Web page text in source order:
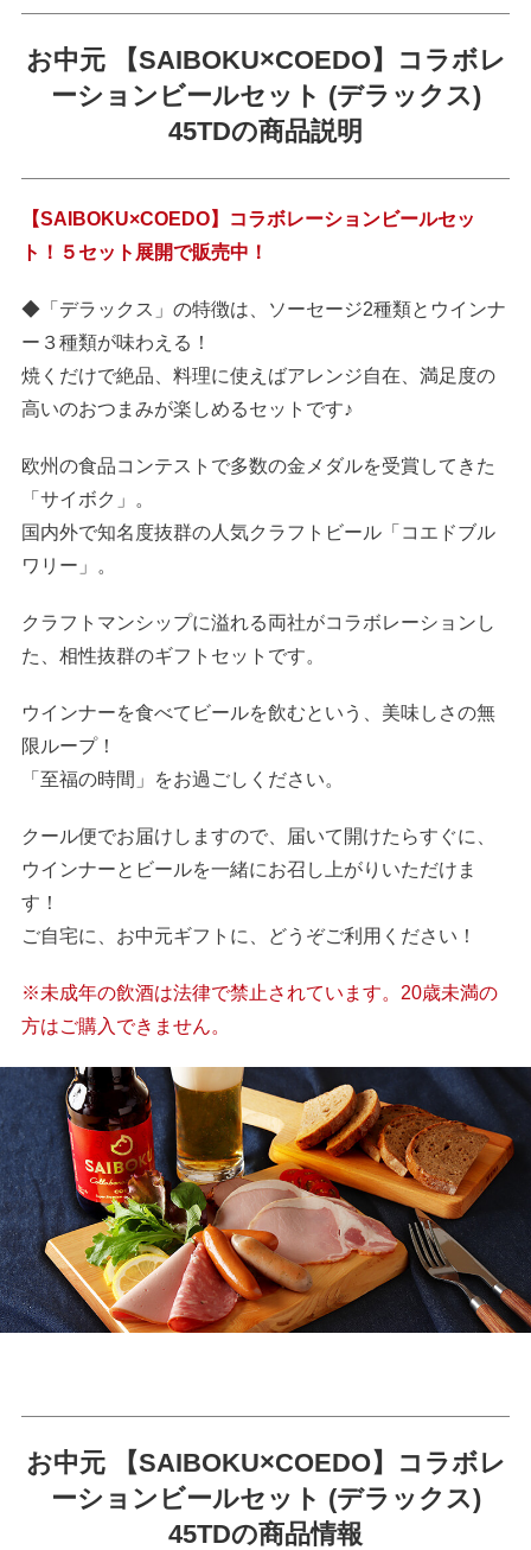
お中元 【SAIBOKU×COEDO】コラボレ
ーションビールセット (デラックス)
45TDの商品説明
【SAIBOKU×COEDO】コラボレーションビールセッ
ト！５セット展開で販売中！
◆「デラックス」の特徴は、ソーセージ2種類とウインナ
ー３種類が味わえる！
焼くだけで絶品、料理に使えばアレンジ自在、満足度の
高いのおつまみが楽しめるセットです♪
欧州の食品コンテストで多数の金メダルを受賞してきた
「サイボク」。
国内外で知名度抜群の人気クラフトビール「コエドブル
ワリー」。
クラフトマンシップに溢れる両社がコラボレーションし
た、相性抜群のギフトセットです。
ウインナーを食べてビールを飲むという、美味しさの無
限ループ！
「至福の時間」をお過ごしください。
クール便でお届けしますので、届いて開けたらすぐに、
ウインナーとビールを一緒にお召し上がりいただけま
す！
ご自宅に、お中元ギフトに、どうぞご利用ください！
※未成年の飲酒は法律で禁止されています。20歳未満の
方はご購入できません。
お中元 【SAIBOKU×COEDO】コラボレ
ーションビールセット (デラックス)
45TDの商品情報